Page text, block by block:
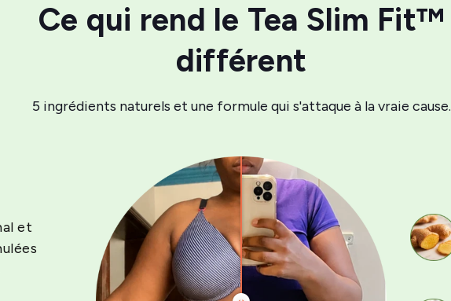
Ce qui rend le Tea Slim Fit™
différent
5 ingrédients naturels et une formule qui s'attaque à la vraie cause.
et